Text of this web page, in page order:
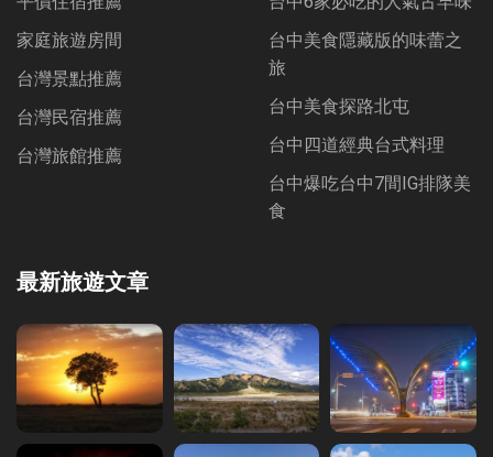
家庭旅遊房間
台灣景點推薦
台灣民宿推薦
台灣旅館推薦
最新旅遊文章
台中美食隱藏版的味蕾之
旅
台中美食探路北屯
台中四道經典台式料理
台中爆吃台中7間IG排隊美
食